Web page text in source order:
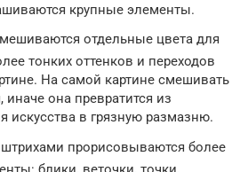
крупные элементы.
отдельные цвета для
тонких оттенков и переходов
На самой картине смешивать
иначе она превратится из
искусства в грязную размазню.
прорисовываются более